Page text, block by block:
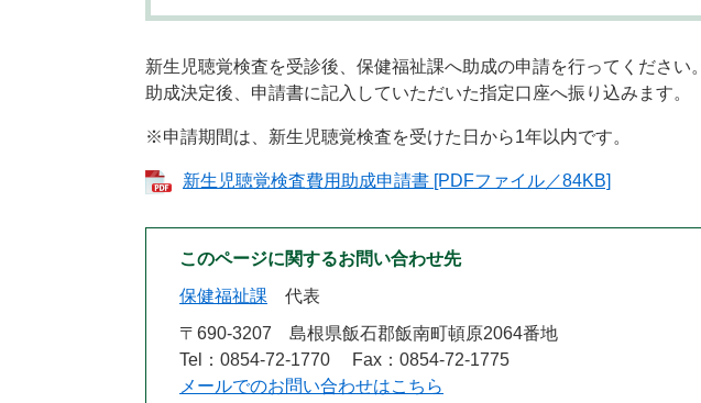
新生児聴覚検査を受診後、保健福祉課へ助成の申請を行ってください。
助成決定後、申請書に記入していただいた指定口座へ振り込みます。
※申請期間は、新生児聴覚検査を受けた日から1年以内です。
新生児聴覚検査費用助成申請書 [PDFファイル／84KB]
このページに関するお問い合わせ先
保健福祉課
代表
〒690-3207
島根県飯石郡飯南町頓原2064番地
Tel：0854-72-1770
Fax：0854-72-1775
メールでのお問い合わせはこちら